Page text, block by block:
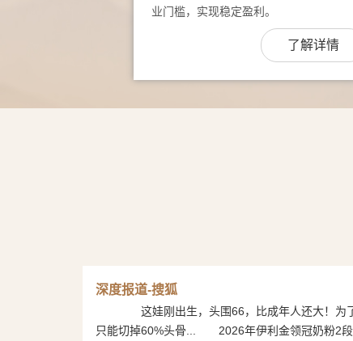
业门槛，实现稳定盈利。
了解详情
深度报道-搜狐
这娃刚出生，头围66，比成年人还大！为了
只能切掉60%头骨... 2026年伊利金领冠奶粉2段